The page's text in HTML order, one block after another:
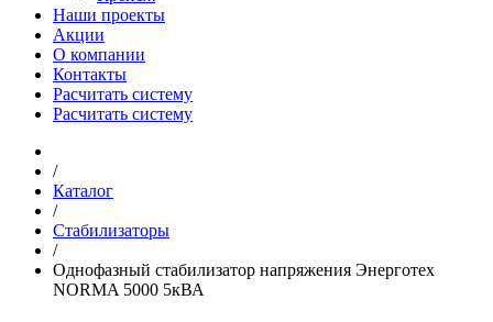
Наши проекты
Акции
О компании
Контакты
Расчитать систему
Расчитать систему
/
Каталог
/
Стабилизаторы
/
Однофазный стабилизатор напряжения Энерготех
NORMA 5000 5кВА